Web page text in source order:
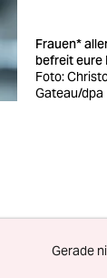
Frauen*
befreit eure
Foto:
Gateau/dpa
Gerade